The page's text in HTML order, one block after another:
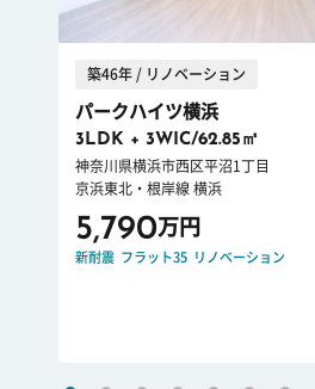
築46年 / リノベーション
パークハイツ横浜
3LDK + 3WIC/62.85㎡
神奈川県横浜市西区平沼1丁目
京浜東北・根岸線 横浜
5,790万円
新耐震 フラット35 リノベーション